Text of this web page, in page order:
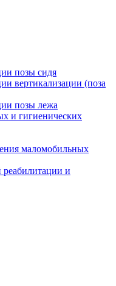
позы сидя
вертикализации (поза
позы лежа
и гигиенических
маломобильных
и